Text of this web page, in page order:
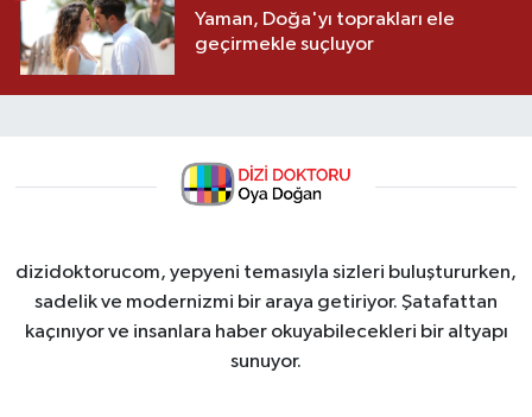
Yaman, Doğa'yı toprakları ele
geçirmekle suçluyor
dizidoktorucom, yepyeni temasıyla sizleri buluştururken,
sadelik ve modernizmi bir araya getiriyor. Şatafattan
kaçınıyor ve insanlara haber okuyabilecekleri bir altyapı
sunuyor.